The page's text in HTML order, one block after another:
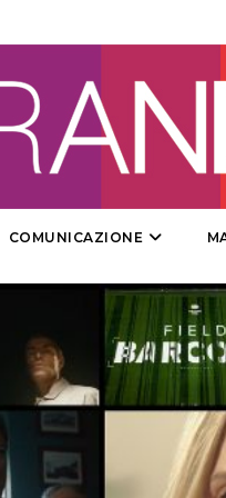
COMUNICAZIONE